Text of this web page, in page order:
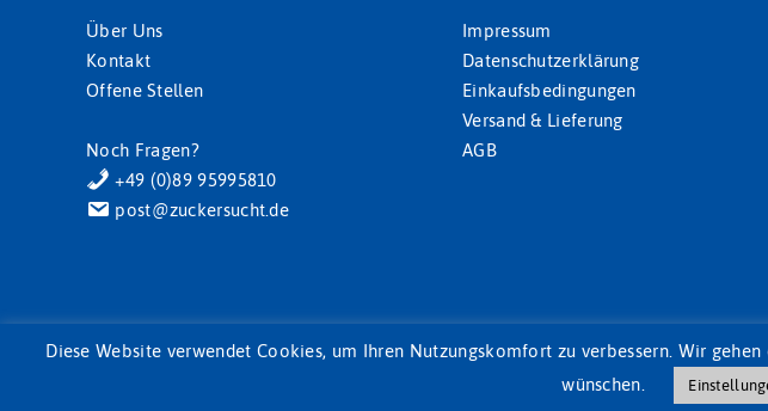
Über Uns
Kontakt
Offene Stellen
Noch Fragen?
+49 (0)89 95995810
post@zuckersucht.de
Impressum
Datenschutzerklärung
Einkaufsbedingungen
Versand & Lieferung
AGB
Diese Website verwendet Cookies, um Ihren Nutzungskomfort zu verbessern. Wir
wünschen.